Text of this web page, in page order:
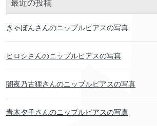
最近の投稿
きゃぼんさんのニップルピアスの写真
ヒロシさんのニップルピアスの写真
闇夜乃古狸さんのニップルピアスの写真
青木夕子さんのニップルピアスの写真